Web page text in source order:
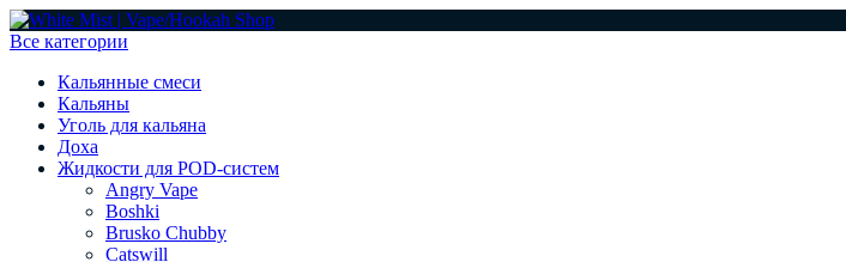
Все категории
Кальянные смеси
Кальяны
Уголь для кальяна
Доха
Жидкости для POD-систем
Angry Vape
Boshki
Brusko Chubby
Catswill